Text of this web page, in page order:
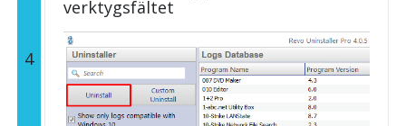
4
verktygsfältet